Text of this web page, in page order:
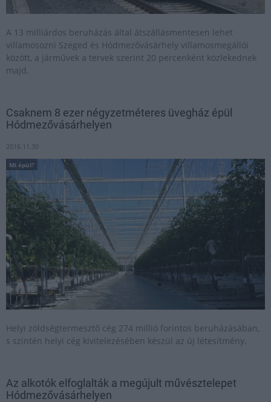
A 13 milliárdos beruházás által átszállásmentesen lehet
villamosozni Szeged és Hódmezővásárhely villamosmegállói
között, a járművek a tervek szerint 20 percenként közlekednek
majd.
Csaknem 8 ezer négyzetméteres üvegház épül
Hódmezővásárhelyen
2016.11.30
Mi épül?
Helyi zöldségtermesztő cég 274 millió forintos beruházásában,
s szintén helyi cég kivitelezésében készül az új létesítmény.
Az alkotók elfoglalták a megújult művésztelepet
Hódmezővásárhelyen